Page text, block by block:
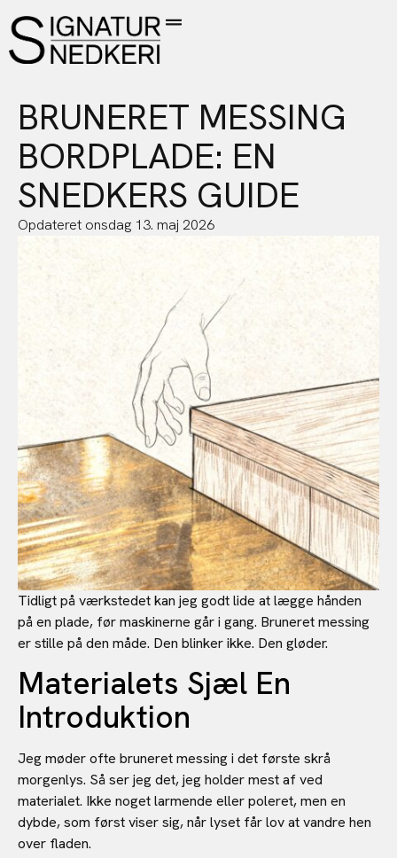
BRUNERET MESSING
BORDPLADE: EN
SNEDKERS GUIDE
Opdateret onsdag 13. maj 2026
Tidligt på værkstedet kan jeg godt lide at lægge hånden
på en plade, før maskinerne går i gang. Bruneret messing
er stille på den måde. Den blinker ikke. Den gløder.
Materialets Sjæl En
Introduktion
Jeg møder ofte bruneret messing i det første skrå
morgenlys. Så ser jeg det, jeg holder mest af ved
materialet. Ikke noget larmende eller poleret, men en
dybde, som først viser sig, når lyset får lov at vandre hen
over fladen.